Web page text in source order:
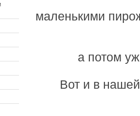
маленькими
а потом
Вот и в нашей